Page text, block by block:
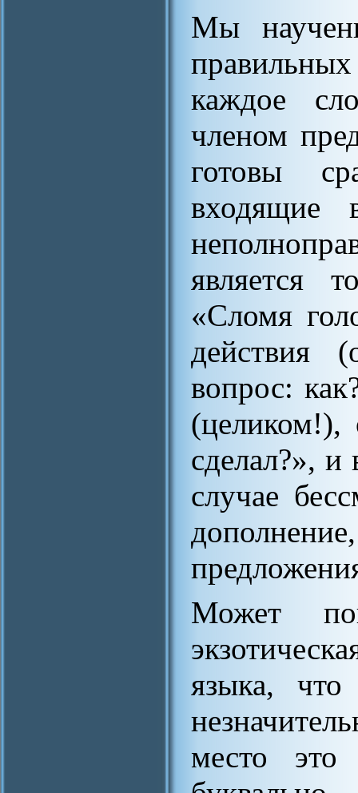
Мы
каждое
членом
готовы
входящие
является
«Сломя
действия
вопрос:
(целиком!),
сделал?», и
случае
Может
языка,
место это